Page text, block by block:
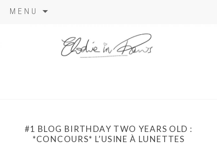
MENU
#1 BLOG BIRTHDAY TWO YEARS OLD :
*CONCOURS* L’USINE À LUNETTES